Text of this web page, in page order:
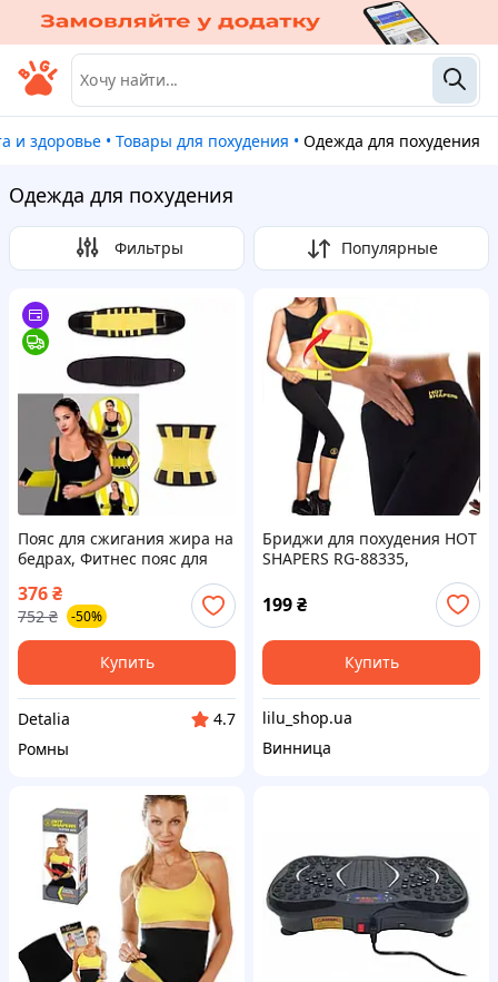
и здоровье • Товары для похудения • Одежда для похудения
Одежда для похудения
Фильтры Популярные
Пояс для сжигания жира на
бедрах, Фитнес пояс для
талии женский, Пояс для
похудения типы, Пояс
резиновый для похудения,
TBX
376₴
752 ₴ -50%
Купить
Detalia
4.7
Ромны
Бриджи для похудения HOT
SHAPERS RG-88335,
Леггинсы для похудения,
Одежда для весогонки, с
эффектом сауны
199₴
Купить
lilu_shop.ua
Винница